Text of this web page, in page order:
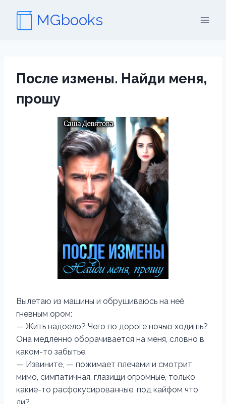
содержимому
MGbooks
После измены. Найди меня,
прошу
‍Вылетаю из машины и обрушиваюсь на неё
гневным ором:
— Жить надоело? Чего по дороге ночью ходишь?
Она медленно оборачивается на меня, словно в
каком-то забытье.
— Извините, — пожимает плечами и смотрит
мимо, симпатичная, глазищи огромные, только
какие-то расфокусированные, под кайфом что